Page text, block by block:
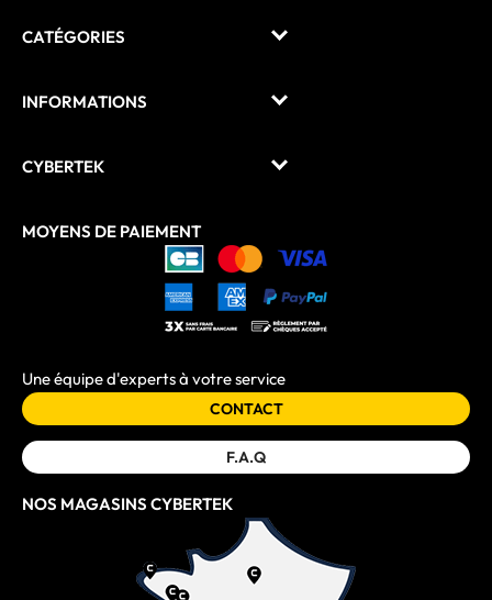
CATÉGORIES
INFORMATIONS
CYBERTEK
MOYENS DE PAIEMENT
Une équipe d'experts à votre service
CONTACT
F.A.Q
NOS MAGASINS CYBERTEK